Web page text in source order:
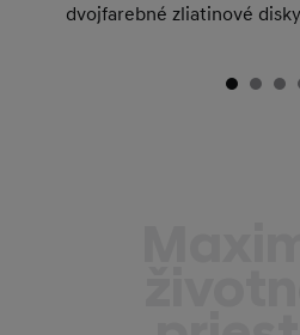
dvojfarebné zliatinové